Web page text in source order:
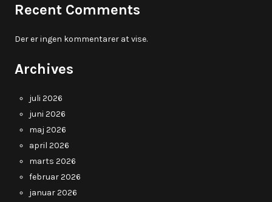
Recent Comments
Der er ingen kommentarer at vise.
Archives
juli 2026
juni 2026
maj 2026
april 2026
marts 2026
februar 2026
januar 2026